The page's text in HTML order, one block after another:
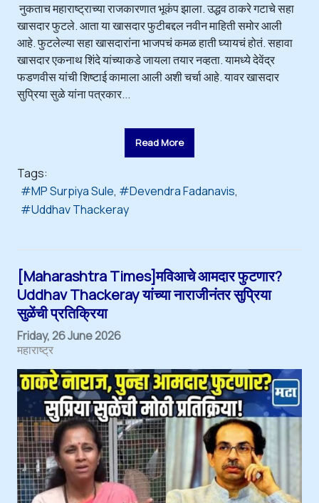
नुकताच महाराष्ट्राच्या राजकारणात भूकंप झाला. उद्धव ठाकरे गटाचे सहा
खासदार फुटले. आता या खासदार फुटीबद्दल नवीन माहिती समोर आली
आहे. फुटलेल्या सहा खासदारांना भाजपचं कमळ हाती घ्यायचं होतं. सहावा
खासदार एकनाथ शिंदे यांच्याकडे जायला तयार नव्हता. यामध्ये देवेंद्र
फडणवीस यांची शिष्टाई कामाला आली अशी चर्चा आहे. यावर खासदार
सुप्रिया सुळे यांना पत्रकार...
Read More
Tags:
MP Surpiya Sule
Devendra Fadanavis
Uddhav Thackeray
[Maharashtra Times]मविआचे आमदार फुटणार?
Uddhav Thackeray यांच्या नाराजीनंतर सुप्रिया
सुळेंची प्रतिक्रिया
Friday, 26 June 2026
महाराष्ट्र